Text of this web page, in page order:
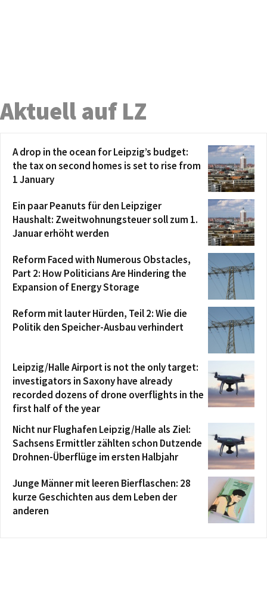
Aktuell auf LZ
A drop in the ocean for Leipzig’s budget:
the tax on second homes is set to rise from
1 January
Ein paar Peanuts für den Leipziger
Haushalt: Zweitwohnungsteuer soll zum 1.
Januar erhöht werden
Reform Faced with Numerous Obstacles,
Part 2: How Politicians Are Hindering the
Expansion of Energy Storage
Reform mit lauter Hürden, Teil 2: Wie die
Politik den Speicher-Ausbau verhindert
Leipzig/Halle Airport is not the only target:
investigators in Saxony have already
recorded dozens of drone overflights in the
first half of the year
Nicht nur Flughafen Leipzig/Halle als Ziel:
Sachsens Ermittler zählten schon Dutzende
Drohnen-Überflüge im ersten Halbjahr
Junge Männer mit leeren Bierflaschen: 28
kurze Geschichten aus dem Leben der
anderen